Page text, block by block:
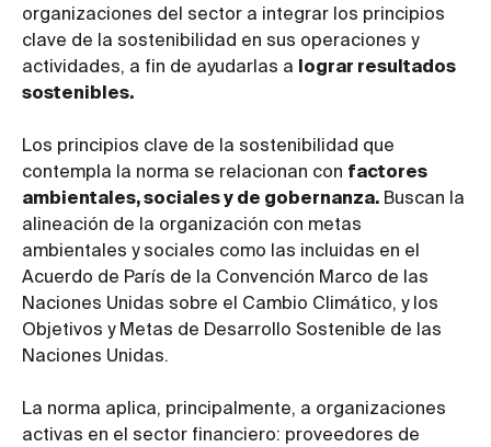
organizaciones del sector a integrar los principios
clave de la sostenibilidad en sus operaciones y
actividades, a fin de ayudarlas a
lograr resultados
sostenibles.
Los principios clave de la sostenibilidad que
contempla la norma se relacionan con factores
ambientales, sociales y de gobernanza. Buscan la
alineación de la organización con metas
ambientales y sociales como las incluidas en el
Acuerdo de París de la Convención Marco de las
Naciones Unidas sobre el Cambio Climático, y los
Objetivos y Metas de Desarrollo Sostenible de las
Naciones Unidas.
La norma aplica, principalmente, a organizaciones
activas en el sector financiero: proveedores de